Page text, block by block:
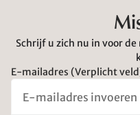
Schrijf u zich nu in voor
E-mailadres (Verplicht